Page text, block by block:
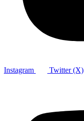
Instagram Twitter (X)